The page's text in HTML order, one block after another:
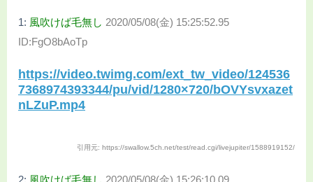
1: 風吹けば毛無し 2020/05/08(金) 15:25:52.95
ID:FgO8bAoTp
https://video.twimg.com/ext_tw_video/124536
7368974393344/pu/vid/1280×720/bOVYsvxazet
nLZuP.mp4
引用元: https://swallow.5ch.net/test/read.cgi/livejupiter/1588919152/
2: 風吹けば毛無し 2020/05/08(金) 15:26:10.09